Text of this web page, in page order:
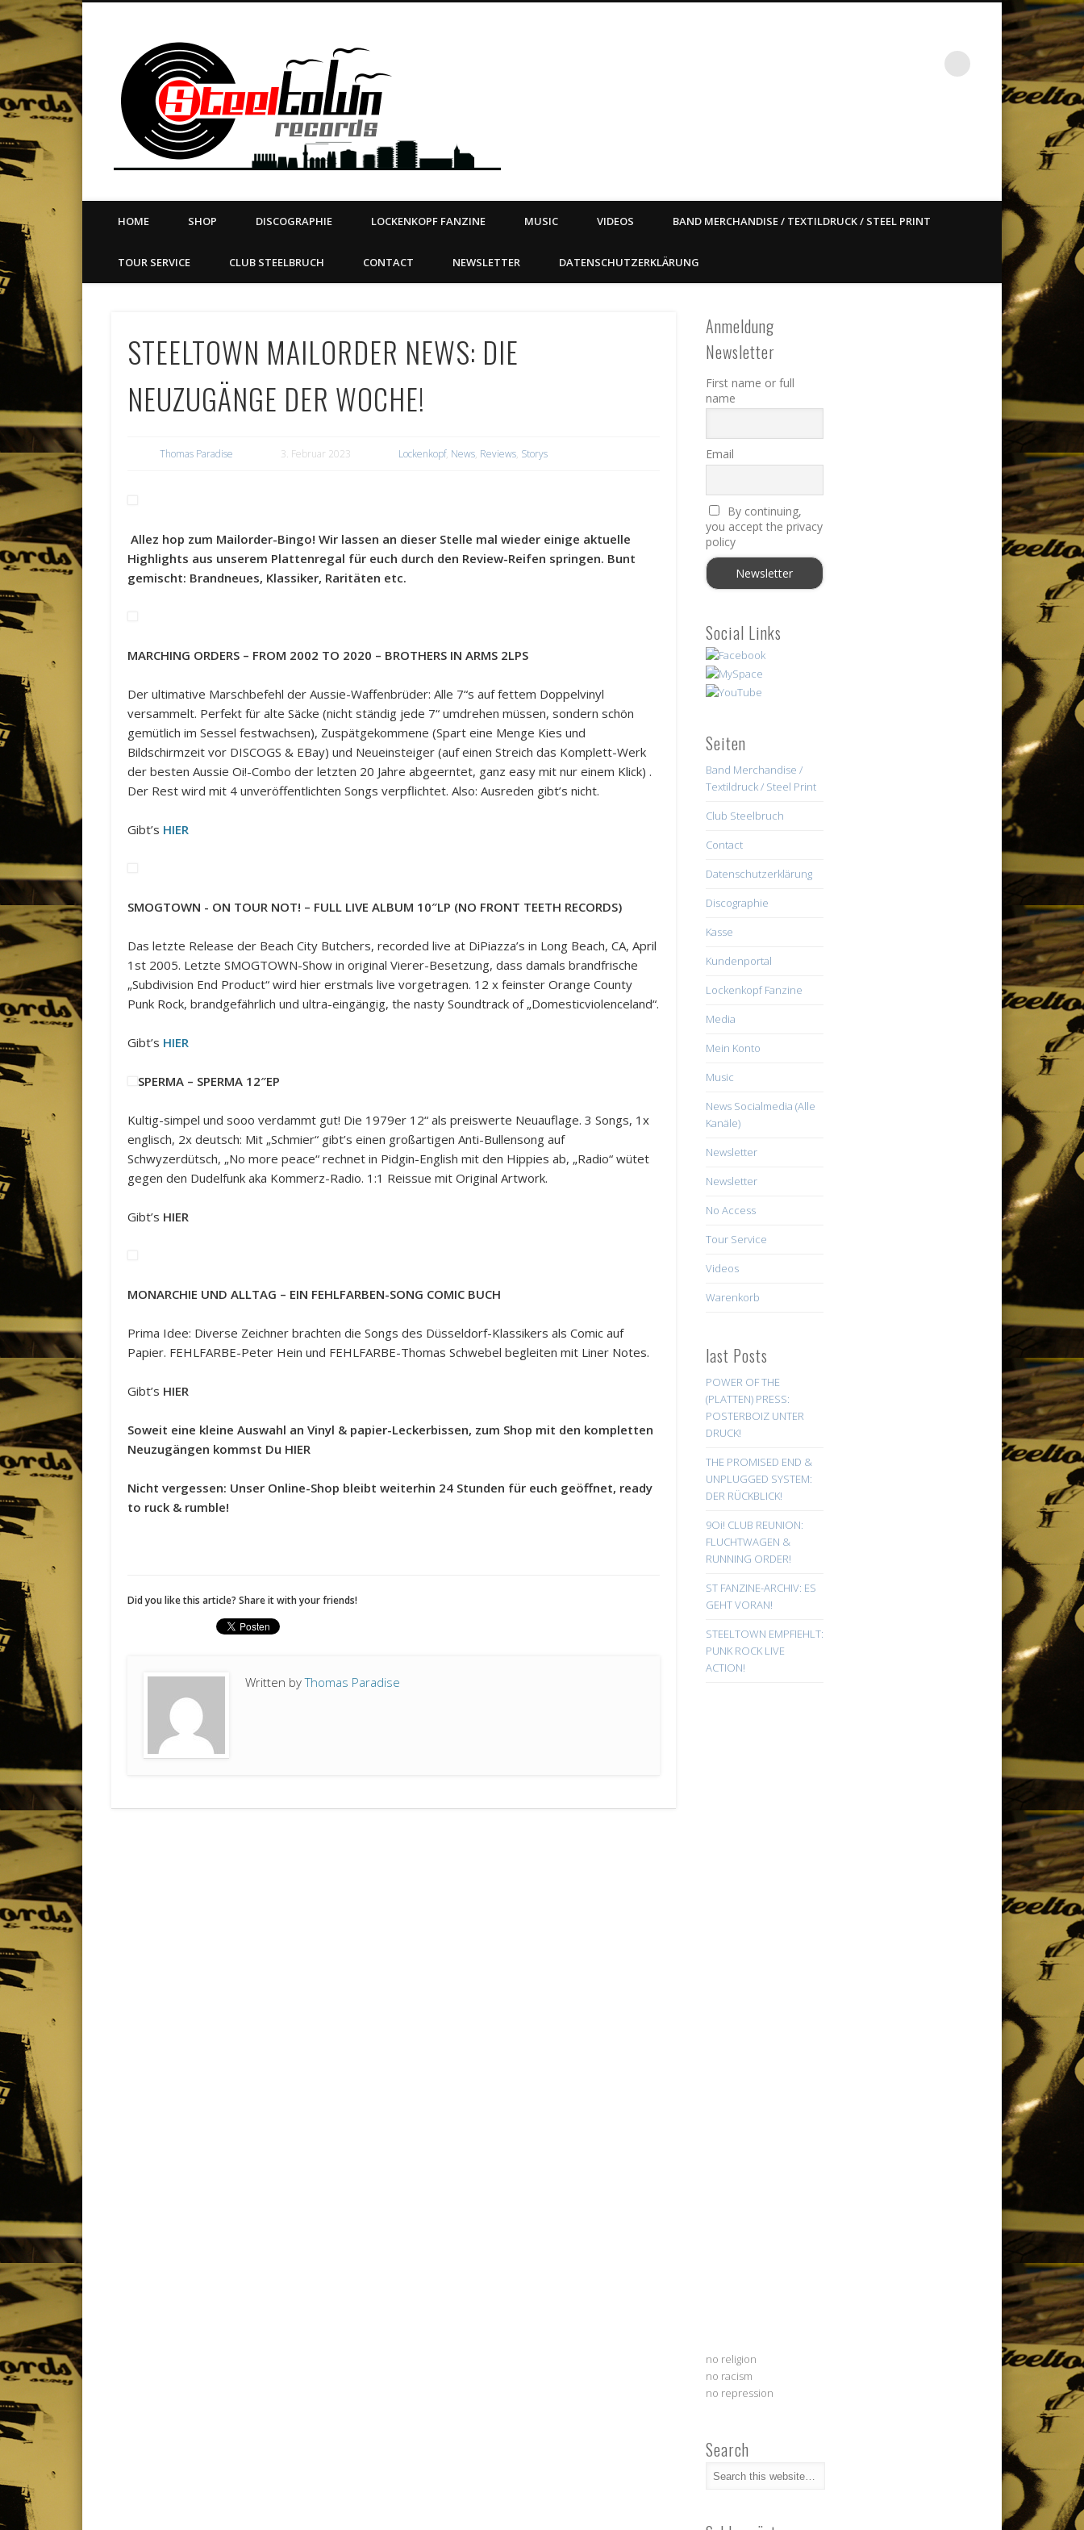
Steeltown Records – East ain`t dead so straight
LABEL | MERCH | PRINT | DIY | FANZINE | TOURSERVICE | BOOKING
VimeoDribble LinkedIn
HOME SHOP DISCOGRAPHIE LOCKENKOPF FANZINE MUSIC VIDEOS BAND MERCHANDISE / TEXTILDRUCK / STEEL PRINT
TOUR SERVICE CLUB STEELBRUCH CONTACT NEWSLETTER DATENSCHUTZERKLÄRUNG
STEELTOWN MAILORDER NEWS: DIE
NEUZUGÄNGE DER WOCHE!
Thomas Paradise 3. Februar 2023 Lockenkopf, News, Reviews, Storys
Allez hop zum Mailorder-Bingo! Wir lassen an dieser Stelle mal wieder einige aktuelle
Highlights aus unserem Plattenregal für euch durch den Review-Reifen springen. Bunt
gemischt: Brandneues, Klassiker, Raritäten etc.
MARCHING ORDERS – FROM 2002 TO 2020 – BROTHERS IN ARMS 2LPS
Der ultimative Marschbefehl der Aussie-Waffenbrüder: Alle 7“s auf fettem Doppelvinyl
versammelt. Perfekt für alte Säcke (nicht ständig jede 7“ umdrehen müssen, sondern schön
gemütlich im Sessel festwachsen), Zuspätgekommene (Spart eine Menge Kies und
Bildschirmzeit vor DISCOGS & EBay) und Neueinsteiger (auf einen Streich das Komplett-Werk
der besten Aussie Oi!-Combo der letzten 20 Jahre abgeerntet, ganz easy mit nur einem Klick) .
Der Rest wird mit 4 unveröffentlichten Songs verpflichtet. Also: Ausreden gibt’s nicht.
Gibt’s HIER
SMOGTOWN ‎- ON TOUR NOT! – FULL LIVE ALBUM 10″LP (NO FRONT TEETH RECORDS)
Das letzte Release der Beach City Butchers, recorded live at DiPiazza’s in Long Beach, CA, April
1st 2005. Letzte SMOGTOWN-Show in original Vierer-Besetzung, dass damals brandfrische
„Subdivision End Product“ wird hier erstmals live vorgetragen. 12 x feinster Orange County
Punk Rock, brandgefährlich und ultra-eingängig, the nasty Soundtrack of „Domesticviolenceland“.
Gibt’s HIER
SPERMA – SPERMA 12″EP
Kultig-simpel und sooo verdammt gut! Die 1979er 12“ als preiswerte Neuauflage. 3 Songs, 1x
englisch, 2x deutsch: Mit „Schmier“ gibt’s einen großartigen Anti-Bullensong auf
Schwyzerdütsch, „No more peace“ rechnet in Pidgin-English mit den Hippies ab, „Radio“ wütet
gegen den Dudelfunk aka Kommerz-Radio. 1:1 Reissue mit Original Artwork.
Gibt’s HIER
MONARCHIE UND ALLTAG – EIN FEHLFARBEN-SONG COMIC BUCH
Prima Idee: Diverse Zeichner brachten die Songs des Düsseldorf-Klassikers als Comic auf
Papier. FEHLFARBE-Peter Hein und FEHLFARBE-Thomas Schwebel begleiten mit Liner Notes.
Gibt’s HIER
Soweit eine kleine Auswahl an Vinyl & papier-Leckerbissen, zum Shop mit den kompletten
Neuzugängen kommst Du HIER
Nicht vergessen: Unser Online-Shop bleibt weiterhin 24 Stunden für euch geöffnet, ready
to ruck & rumble!
Did you like this article? Share it with your friends!
Written byThomas Paradise
Anmeldung
Newsletter
First name or full
name
Email
By continuing,
you accept the privacy
policy
Social Links
Seiten
Band Merchandise /
Textildruck / Steel Print
Club Steelbruch
Contact
Datenschutzerklärung
Discographie
Kasse
Kundenportal
Lockenkopf Fanzine
Media
Mein Konto
Music
News Socialmedia (Alle
Kanäle)
Newsletter
Newsletter
No Access
Tour Service
Videos
Warenkorb
last Posts
POWER OF THE
(PLATTEN) PRESS:
POSTERBOIZ UNTER
DRUCK!
THE PROMISED END &
UNPLUGGED SYSTEM:
DER RÜCKBLICK!
9Oi! CLUB REUNION:
FLUCHTWAGEN &
RUNNING ORDER!
ST FANZINE-ARCHIV: ES
GEHT VORAN!
STEELTOWN EMPFIEHLT:
PUNK ROCK LIVE
ACTION!
no religion
no racism
no repression
Search